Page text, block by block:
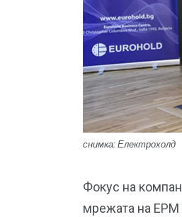
снимка: Електрохолд
Фокус на
мрежата на ЕРМ